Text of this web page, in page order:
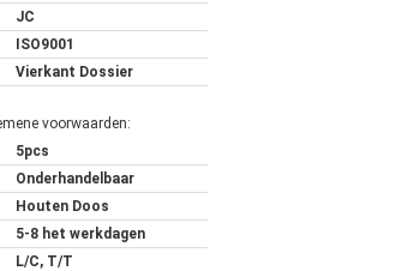
JC
ISO9001
Vierkant Dossier
voorwaarden:
5pcs
Onderhandelbaar
Houten Doos
5-8 het werkdagen
L/C, T/T